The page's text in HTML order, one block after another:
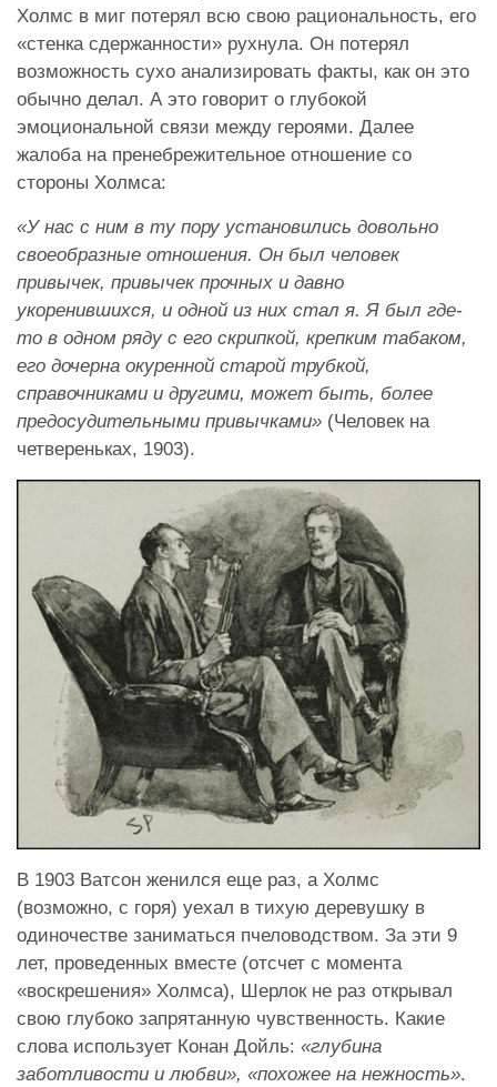
Холмс в миг потерял всю свою рациональность, его
«стенка сдержанности» рухнула. Он потерял
возможность сухо анализировать факты, как он это
обычно делал. А это говорит о глубокой
эмоциональной связи между героями. Далее
жалоба на пренебрежительное отношение со
стороны Холмса:
«У нас с ним в ту пору установились довольно
своеобразные отношения. Он был человек
привычек, привычек прочных и давно
укоренившихся, и одной из них стал я. Я был где-
то в одном ряду с его скрипкой, крепким табаком,
его дочерна окуренной старой трубкой,
справочниками и другими, может быть, более
предосудительными привычками» (Человек на
четвереньках, 1903).
В 1903 Ватсон женился еще раз, а Холмс
(возможно, с горя) уехал в тихую деревушку в
одиночестве заниматься пчеловодством. За эти 9
лет, проведенных вместе (отсчет с момента
«воскрешения» Холмса), Шерлок не раз открывал
свою глубоко запрятанную чувственность. Какие
слова использует Конан Дойль: «глубина
заботливости и любви», «похожее на нежность».